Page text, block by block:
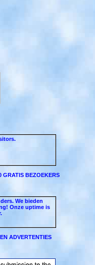
GRATIS BEZOEKERS
ADVERTENTIES